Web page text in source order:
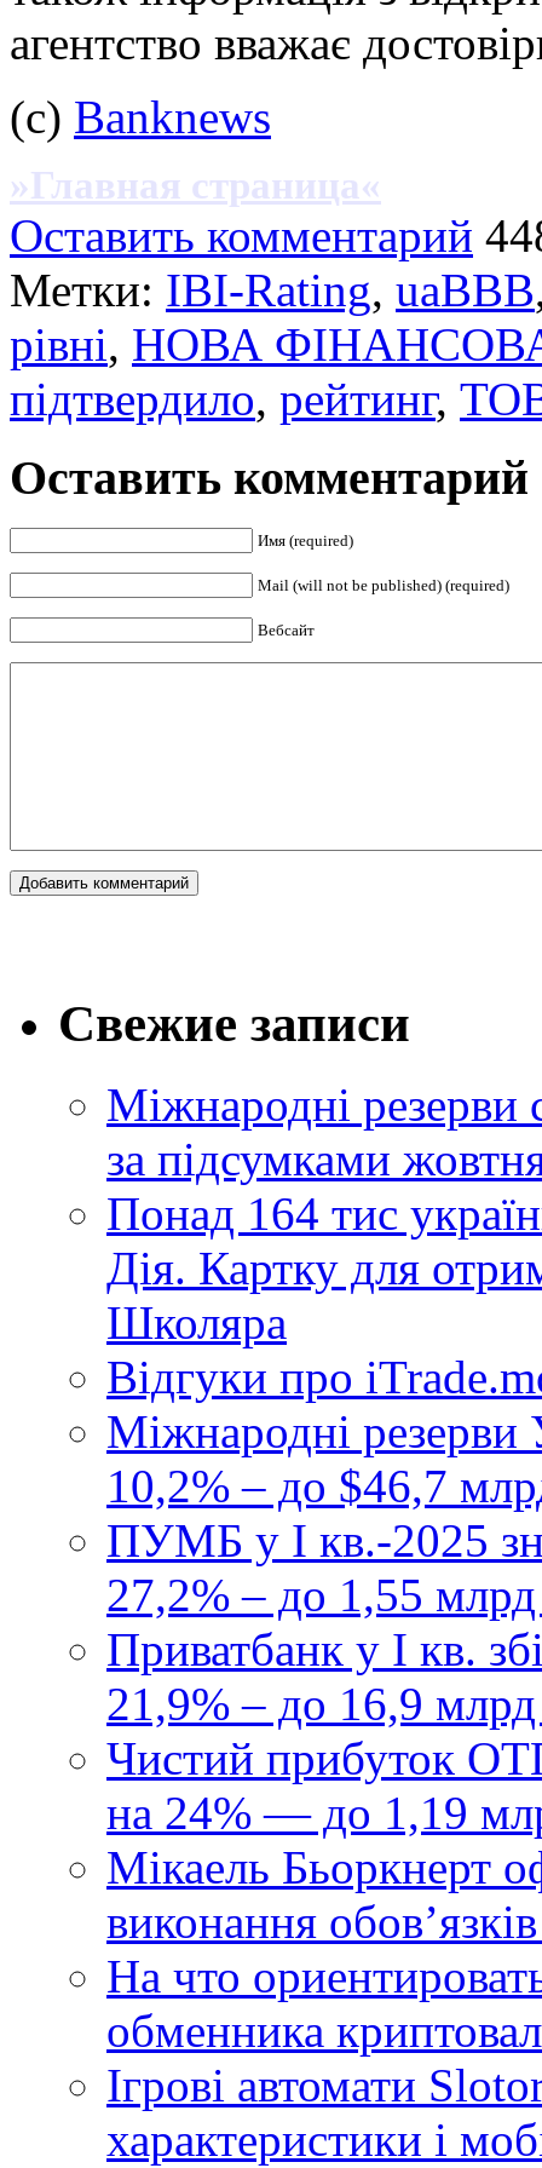
агентство вважає
(c) Banknews
»Главная страница«
Оставить комментарий
Метки: IBI-Rating, uaBBB
рівні, НОВА
підтвердило, рейтинг,
Оставить комментарий
Имя (required)
Mail (will not be published) (required)
Вебсайт
Свежие записи
Міжнародні
за підсумками
Понад 164 тис
Дія. Картку для
Школяра
Відгуки про
Міжнародні резерви
10,2% – до $46,7
ПУМБ у I кв.-2025
27,2% – до 1,55
Приватбанк у І кв.
21,9% – до 16,9
Чистий прибуток
на 24% — до 1,19
Мікаель Бьоркнерт
виконання
На что
обменника
Ігрові автомати
характеристики і